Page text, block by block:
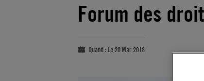
Forum des
Quand : Le 20 Mar 2018